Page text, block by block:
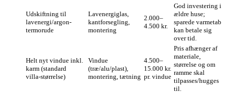
Udskiftning til
lavenergi/argon-
termorude
Lavenergiglas,
kantforsegling,
montering
2.000–
4.500 kr.
God investering i
ældre huse;
sparede varmetab
kan betale sig
over tid.
Helt nyt vindue inkl.
karm (standard
villa‑størrelse)
Vindue
(træ/alu/plast),
montering, tætning
4.500–
15.000 kr.
pr. vindue
Pris afhænger af
materiale,
størrelse og om
ramme skal
tilpasses/hugges
til.